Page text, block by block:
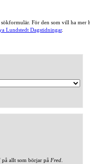
För den som vill ha mer
Lundstedt Dagstidningar.
på allt som börjar på Fred